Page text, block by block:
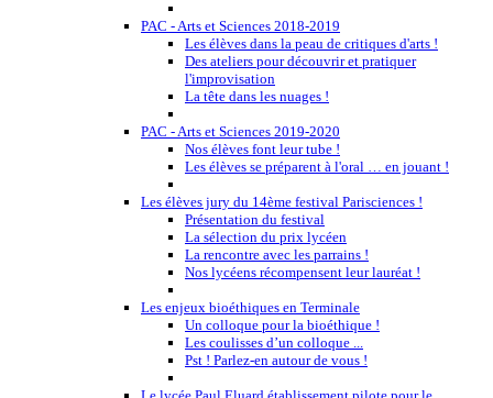
PAC - Arts et Sciences 2018-2019
Les élèves dans la peau de critiques d'arts !
Des ateliers pour découvrir et pratiquer
l'improvisation
La tête dans les nuages !
PAC - Arts et Sciences 2019-2020
Nos élèves font leur tube !
Les élèves se préparent à l'oral … en jouant !
Les élèves jury du 14ème festival Parisciences !
Présentation du festival
La sélection du prix lycéen
La rencontre avec les parrains !
Nos lycéens récompensent leur lauréat !
Les enjeux bioéthiques en Terminale
Un colloque pour la bioéthique !
Les coulisses d’un colloque ...
Pst ! Parlez-en autour de vous !